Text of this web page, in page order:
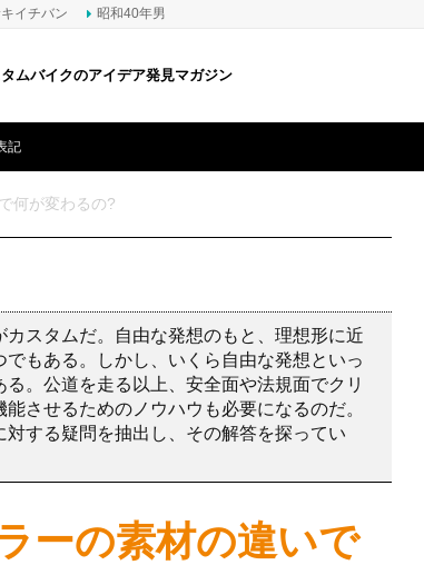
記
何が変わるの?
スタムだ。自由な発想のもと、理想形に近
もある。しかし、いくら自由な発想といっ
。公道を走る以上、安全面や法規面でクリ
させるためのノウハウも必要になるのだ。
する疑問を抽出し、その解答を探ってい
ーの素材の違いで
イチバン 昭和40年男
ムバイクのアイデア発見マガジン